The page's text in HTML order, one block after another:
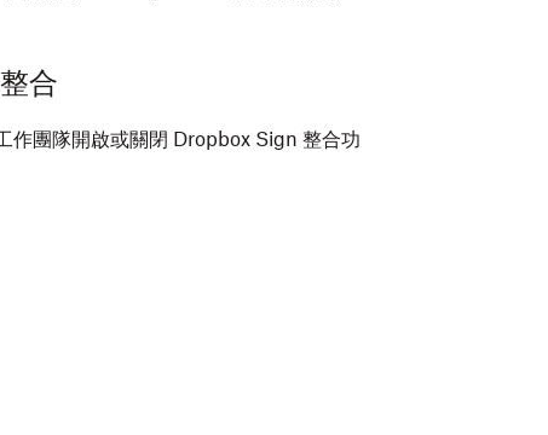
合
作團隊開啟或關閉 Dropbox Sign 整合功